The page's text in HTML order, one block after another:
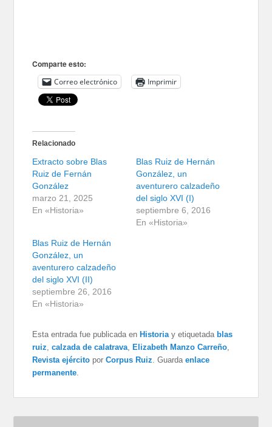
Comparte esto:
Correo electrónico Imprimir
Relacionado
Extracto sobre Blas
Ruiz de Fernán
González
marzo 21, 2025
En «Historia»
Blas Ruiz de Hernán
González, un
aventurero calzadeño
del siglo XVI (I)
septiembre 6, 2016
En «Historia»
Blas Ruiz de Hernán
González, un
aventurero calzadeño
del siglo XVI (II)
septiembre 26, 2016
En «Historia»
Esta entrada fue publicada enHistoria y etiquetada blas
ruiz ,calzada de calatrava ,Elizabeth Manzo Carreño
Revista ejército porCorpus Ruiz . Guardaenlace
permanente